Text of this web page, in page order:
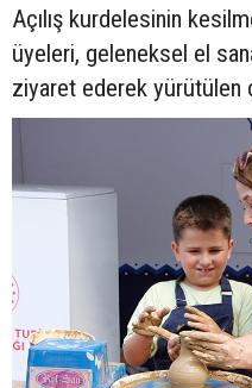
Açılış kurdelesinin
üyeleri, geleneksel el
ziyaret ederek yürütülen